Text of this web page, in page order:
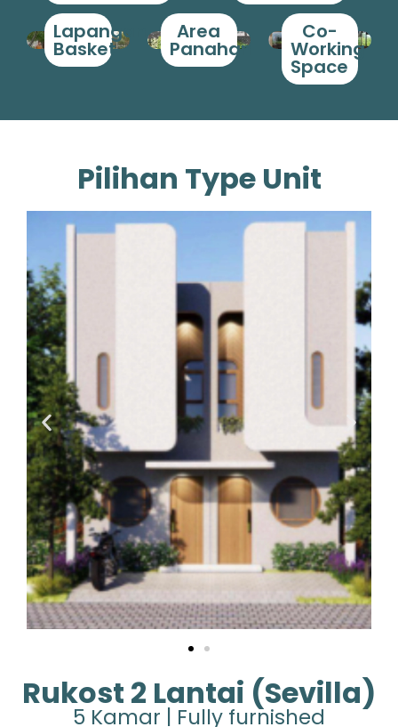
Lapangan
Basket
Area
Panahan
Co-
Working
Space
Pilihan Type Unit
Rukost 2 Lantai (Sevilla)
5 Kamar | Fully furnished